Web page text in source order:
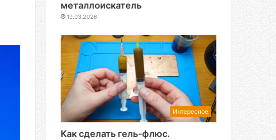
металлоискатель
19.03.2026
Интересное
Как сделать гель-флюс.